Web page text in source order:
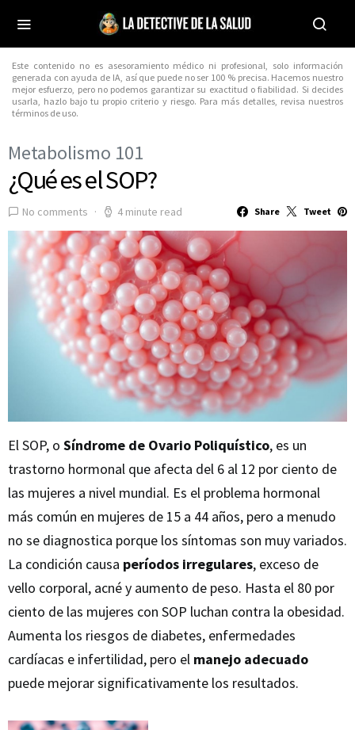
Este contenido no es asesoramiento médico ni profesional, solo información
generada con ayuda de IA, así que puede no ser 100 % precisa. Hacemos nuestro
mejor esfuerzo, pero no podemos garantizar su exactitud o fiabilidad. Si decides
usarla, hazlo bajo tu propio criterio y riesgo. Para más detalles, revisa nuestros
términos de uso.
Metabolismo 101
¿Qué es el SOP?
No comments 4 minute read Share Tweet
El SOP, o Síndrome de Ovario Poliquístico, es un
trastorno hormonal que afecta del 6 al 12 por ciento de
las mujeres a nivel mundial. Es el problema hormonal
más común en mujeres de 15 a 44 años, pero a menudo
no se diagnostica porque los síntomas son muy variados.
La condición causa períodos irregulares, exceso de
vello corporal, acné y aumento de peso. Hasta el 80 por
ciento de las mujeres con SOP luchan contra la obesidad.
Aumenta los riesgos de diabetes, enfermedades
cardíacas e infertilidad, pero el manejo adecuado
puede mejorar significativamente los resultados.